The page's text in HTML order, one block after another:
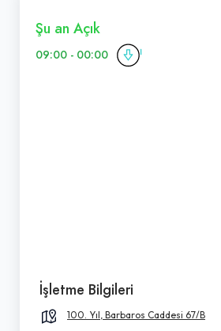
Şu an Açık
09:00 - 00:00
İşletme Bilgileri
100. Yıl, Barbaros Caddesi 67/B